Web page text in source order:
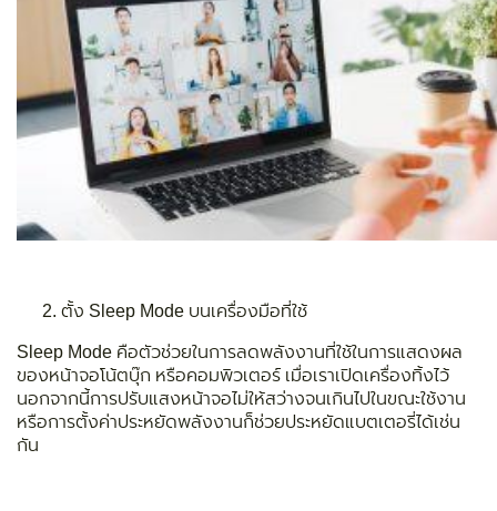
ตั้ง Sleep Mode บนเครื่องมือที่ใช้
Sleep Mode คือตัวช่วยในการลดพลังงานที่ใช้ในการแสดงผล
ของหน้าจอโน้ตบุ๊ก หรือคอมพิวเตอร์ เมื่อเราเปิดเครื่องทิ้งไว้
นอกจากนี้การปรับแสงหน้าจอไม่ให้สว่างจนเกินไปในขณะใช้งาน
หรือการตั้งค่าประหยัดพลังงานก็ช่วยประหยัดแบตเตอรี่ได้เช่น
กัน